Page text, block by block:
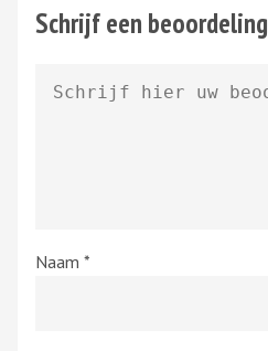
Schrijf een beoordeling
Naam *